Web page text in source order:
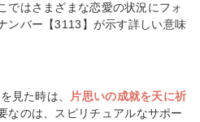
ではさまざまな恋愛の状況にフォ
ンバー【3113】が示す詳しい意味
見た時は、 片思いの成就を天に祈
なのは、スピリチュアルなサポー